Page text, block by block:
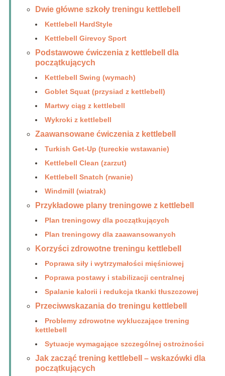
Dwie główne szkoły treningu kettlebell
Kettlebell HardStyle
Kettlebell Girevoy Sport
Podstawowe ćwiczenia z kettlebell dla
początkujących
Kettlebell Swing (wymach)
Goblet Squat (przysiad z kettlebell)
Martwy ciąg z kettlebell
Wykroki z kettlebell
Zaawansowane ćwiczenia z kettlebell
Turkish Get-Up (tureckie wstawanie)
Kettlebell Clean (zarzut)
Kettlebell Snatch (rwanie)
Windmill (wiatrak)
Przykładowe plany treningowe z kettlebell
Plan treningowy dla początkujących
Plan treningowy dla zaawansowanych
Korzyści zdrowotne treningu kettlebell
Poprawa siły i wytrzymałości mięśniowej
Poprawa postawy i stabilizacji centralnej
Spalanie kalorii i redukcja tkanki tłuszczowej
Przeciwwskazania do treningu kettlebell
Problemy zdrowotne wykluczające trening
kettlebell
Sytuacje wymagające szczególnej ostrożności
Jak zacząć trening kettlebell – wskazówki dla
początkujących